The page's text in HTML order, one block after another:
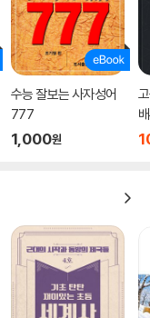
수능 잘보는 사자성어
777
1,000원